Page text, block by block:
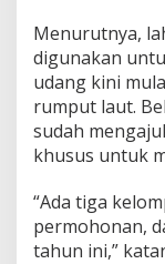
Menurutnya,
digunakan
udang kini
rumput laut.
sudah
khusus untuk
“Ada tiga
permohonan,
tahun ini,”